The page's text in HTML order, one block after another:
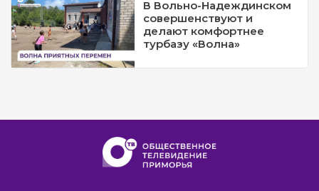
В Вольно-Надеждинском
совершенствуют и
делают комфортнее
турбазу «Волна»